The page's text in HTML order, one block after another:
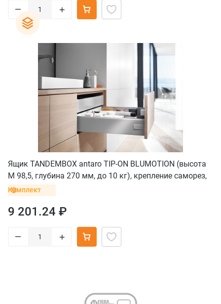
– +
Ящик TANDEMBOX antaro TIP-ON BLUMOTION (высота
M 98,5, глубина 270 мм, до 10 кг), крепление саморез,
серый
Комплект
9 201.24 ₽
– +